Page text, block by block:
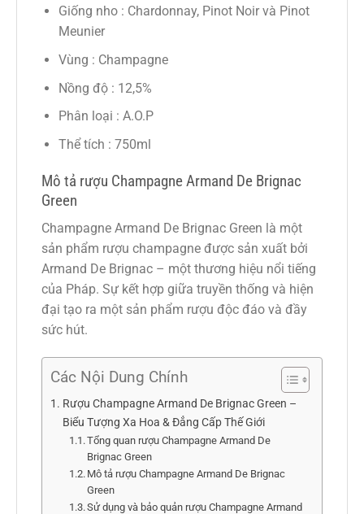
Giống nho : Chardonnay, Pinot Noir và Pinot
Meunier
Vùng : Champagne
Nồng độ : 12,5%
Phân loại : A.O.P
Thể tích : 750ml
Mô tả rượu Champagne Armand De Brignac
Green
Champagne Armand De Brignac Green là một
sản phẩm rượu champagne được sản xuất bởi
Armand De Brignac – một thương hiệu nổi tiếng
của Pháp. Sự kết hợp giữa truyền thống và hiện
đại tạo ra một sản phẩm rượu độc đáo và đầy
sức hút.
Các Nội Dung Chính
Rượu Champagne Armand De Brignac Green –
Biểu Tượng Xa Hoa & Đẳng Cấp Thế Giới
Tổng quan rượu Champagne Armand De
Brignac Green
Mô tả rượu Champagne Armand De Brignac
Green
Sử dụng và bảo quản rượu Champagne Armand